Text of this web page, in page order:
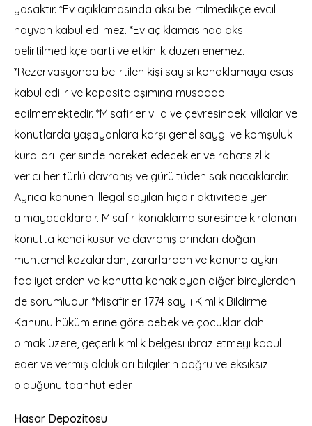
yasaktır. *Ev açıklamasında aksi belirtilmedikçe evcil
hayvan kabul edilmez. *Ev açıklamasında aksi
belirtilmedikçe parti ve etkinlik düzenlenemez.
*Rezervasyonda belirtilen kişi sayısı konaklamaya esas
kabul edilir ve kapasite aşımına müsaade
edilmemektedir. *Misafirler villa ve çevresindeki villalar ve
konutlarda yaşayanlara karşı genel saygı ve komşuluk
kuralları içerisinde hareket edecekler ve rahatsızlık
verici her türlü davranış ve gürültüden sakınacaklardır.
Ayrıca kanunen illegal sayılan hiçbir aktivitede yer
almayacaklardır. Misafir konaklama süresince kiralanan
konutta kendi kusur ve davranışlarından doğan
muhtemel kazalardan, zararlardan ve kanuna aykırı
faaliyetlerden ve konutta konaklayan diğer bireylerden
de sorumludur. *Misafirler 1774 sayılı Kimlik Bildirme
Kanunu hükümlerine göre bebek ve çocuklar dahil
olmak üzere, geçerli kimlik belgesi ibraz etmeyi kabul
eder ve vermiş oldukları bilgilerin doğru ve eksiksiz
olduğunu taahhüt eder.
Hasar Depozitosu